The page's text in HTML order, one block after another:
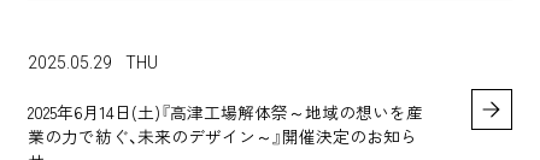
2025.05.29 THU
2025年6月14日(土)『高津工場解体祭～地域の想いを産
業の力で紡ぐ、未来のデザイン～』開催決定のお知ら